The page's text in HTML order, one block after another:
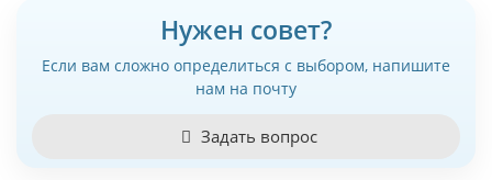
Нужен совет?
Если вам сложно определиться с выбором, напишите
нам на почту
Задать вопрос